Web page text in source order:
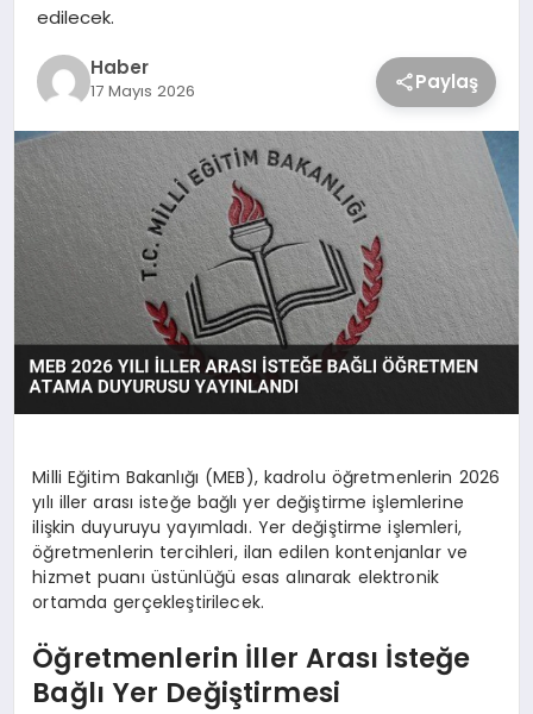
edilecek.
Haber
17 Mayıs 2026 Paylaş
Milli Eğitim Bakanlığı (MEB), kadrolu öğretmenlerin 2026
yılı iller arası isteğe bağlı yer değiştirme işlemlerine
ilişkin duyuruyu yayımladı. Yer değiştirme işlemleri,
öğretmenlerin tercihleri, ilan edilen kontenjanlar ve
hizmet puanı üstünlüğü esas alınarak elektronik
ortamda gerçekleştirilecek.
Öğretmenlerin İller Arası İsteğe
Bağlı Yer Değiştirmesi